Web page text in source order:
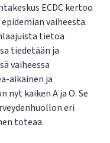
ECDC kertoo
vaiheesta.
tietoa
tiedetään ja
vaiheessa
aikainen ja
kaiken A ja O. Se
eri
toteaa.